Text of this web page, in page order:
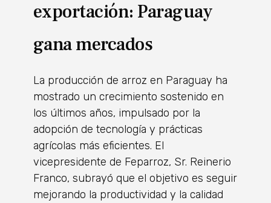
exportación: Paraguay
gana mercados
La producción de arroz en Paraguay ha
mostrado un crecimiento sostenido en
los últimos años, impulsado por la
adopción de tecnología y prácticas
agrícolas más eficientes. El
vicepresidente de Feparroz, Sr. Reinerio
Franco, subrayó que el objetivo es seguir
mejorando la productividad y la calidad